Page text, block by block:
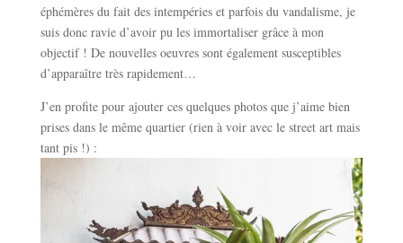
éphémères du fait des intempéries et parfois du vandalisme, je
suis donc ravie d’avoir pu les immortaliser grâce à mon
objectif ! De nouvelles oeuvres sont également susceptibles
d’apparaître très rapidement…
J’en profite pour ajouter ces quelques photos que j’aime bien
prises dans le même quartier (rien à voir avec le street art mais
tant pis !) :